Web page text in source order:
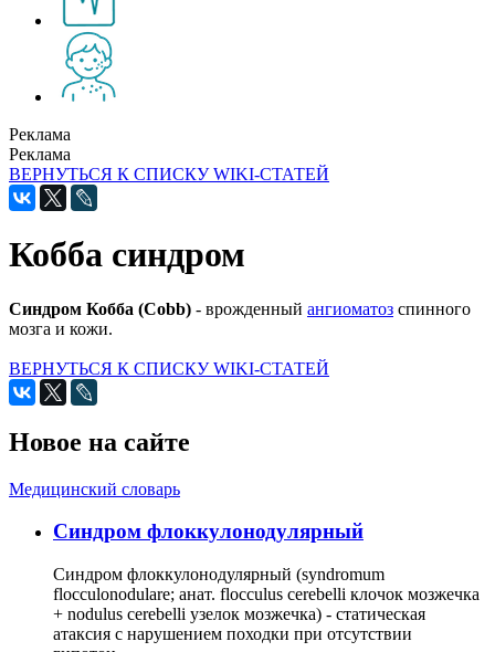
Реклама
Реклама
ВЕРНУТЬСЯ К СПИСКУ WIKI-СТАТЕЙ
Кобба синдром
Синдром Кобба (Cobb) - врожденный ангиоматоз спинного
мозга и кожи.
ВЕРНУТЬСЯ К СПИСКУ WIKI-СТАТЕЙ
Новое на сайте
Медицинский словарь
Cиндром флоккулонодулярный
Синдром флоккулонодулярный (syndromum
flocculonodulare; анат. flocculus cerebelli клочок мозжечка
+ nodulus cerebelli узелок мозжечка) - статическая
атаксия с нарушением походки при отсутствии